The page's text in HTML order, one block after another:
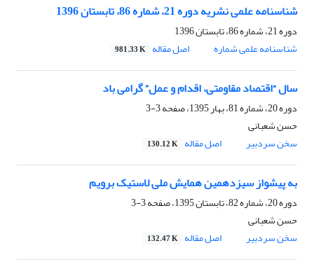
شناسنامه علمی نشریه دوره 21، شماره 86، تابستان 1396
دوره 21، شماره 86، تابستان 1396
شناسنامه علمی شماره
اصل مقاله 981.33 K
سال “اقتصاد مقاومتی، اقدام و عمل” گرامی باد
دوره 20، شماره 81، بهار 1395، صفحه
3-3
حسن شعبانی
سخن سردبیر
اصل مقاله 130.12 K
به پیشواز سیزدهمین همایش ملی لاستیک برویم
دوره 20، شماره 82، تابستان 1395، صفحه
3-3
حسن شعبانی
سخن سردبیر
اصل مقاله 132.47 K